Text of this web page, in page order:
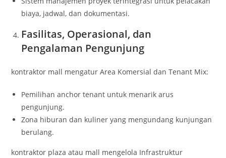
biaya, jadwal, dan dokumentasi.
Fasilitas, Operasional, dan
Pengalaman Pengunjung
kontraktor mall mengatur Area Komersial dan Tenant Mix:
Pemilihan anchor tenant untuk menarik arus
pengunjung.
Zona hiburan dan kuliner yang mengundang kunjungan
berulang.
kontraktor plaza atau mall mengelola Infrastruktur